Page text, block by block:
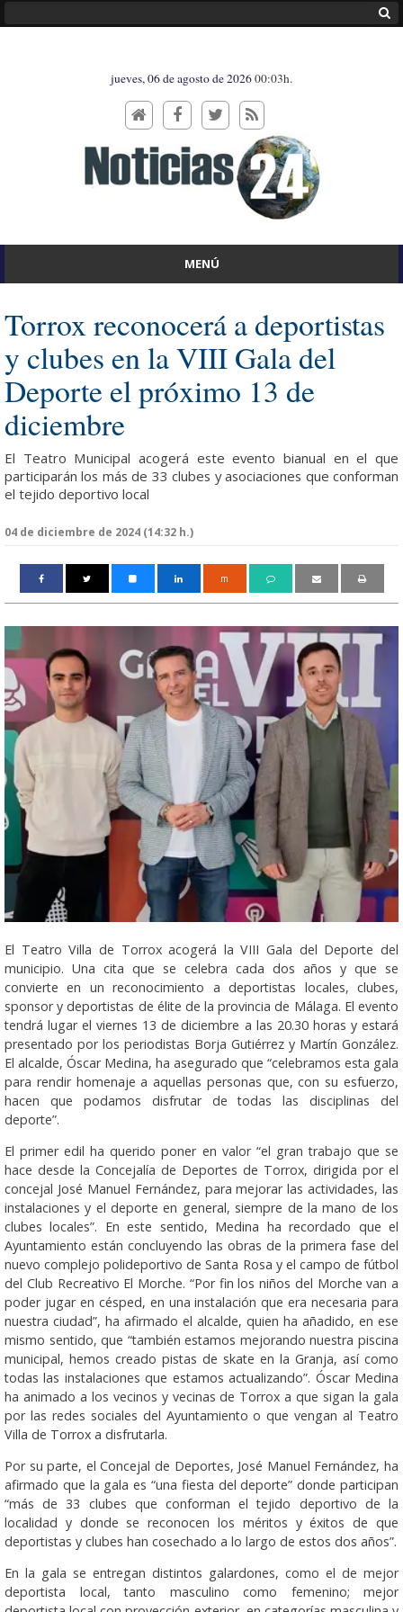
jueves, 06 de agosto de 202600:03h.
MENÚ
Torrox reconocerá a deportistas
y clubes en la VIII Gala del
Deporte el próximo 13 de
diciembre
El Teatro Municipal acogerá este evento bianual en el que
participarán los más de 33 clubes y asociaciones que conforman
el tejido deportivo local
04 de diciembre de 2024 (14:32 h.)
m
El Teatro Villa de Torrox acogerá la VIII Gala del Deporte del
municipio. Una cita que se celebra cada dos años y que se
convierte en un reconocimiento a deportistas locales, clubes,
sponsor y deportistas de élite de la provincia de Málaga. El evento
tendrá lugar el viernes 13 de diciembre a las 20.30 horas y estará
presentado por los periodistas Borja Gutiérrez y Martín González.
El alcalde, Óscar Medina, ha asegurado que “celebramos esta gala
para rendir homenaje a aquellas personas que, con su esfuerzo,
hacen que podamos disfrutar de todas las disciplinas del
deporte”.
El primer edil ha querido poner en valor “el gran trabajo que se
hace desde la Concejalía de Deportes de Torrox, dirigida por el
concejal José Manuel Fernández, para mejorar las actividades, las
instalaciones y el deporte en general, siempre de la mano de los
clubes locales”. En este sentido, Medina ha recordado que el
Ayuntamiento están concluyendo las obras de la primera fase del
nuevo complejo polideportivo de Santa Rosa y el campo de fútbol
del Club Recreativo El Morche. “Por fin los niños del Morche van a
poder jugar en césped, en una instalación que era necesaria para
nuestra ciudad”, ha afirmado el alcalde, quien ha añadido, en ese
mismo sentido, que “también estamos mejorando nuestra piscina
municipal, hemos creado pistas de skate en la Granja, así como
todas las instalaciones que estamos actualizando”. Óscar Medina
ha animado a los vecinos y vecinas de Torrox a que sigan la gala
por las redes sociales del Ayuntamiento o que vengan al Teatro
Villa de Torrox a disfrutarla.
Por su parte, el Concejal de Deportes, José Manuel Fernández, ha
afirmado que la gala es “una fiesta del deporte” donde participan
“más de 33 clubes que conforman el tejido deportivo de la
localidad y donde se reconocen los méritos y éxitos de que
deportistas y clubes han cosechado a lo largo de estos dos años”.
En la gala se entregan distintos galardones, como el de mejor
deportista local, tanto masculino como femenino; mejor